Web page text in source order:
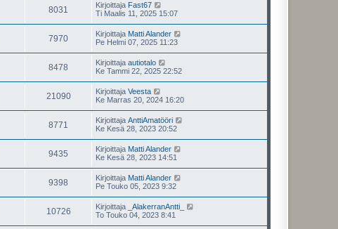
8031 Kirjoittaja Fast67
Ti Maalis 11, 2025 15:07
7970 Kirjoittaja Matti Alander
Pe Helmi 07, 2025 11:23
8478 Kirjoittaja autiotalo
Ke Tammi 22, 2025 22:52
21090 Kirjoittaja Veesta
Ke Marras 20, 2024 16:20
8771 Kirjoittaja AnttiAmatööri
Ke Kesä 28, 2023 20:52
9435 Kirjoittaja Matti Alander
Ke Kesä 28, 2023 14:51
9398 Kirjoittaja Matti Alander
Pe Touko 05, 2023 9:32
10726 Kirjoittaja
_AlakerranAntti_
To Touko 04, 2023 8:41